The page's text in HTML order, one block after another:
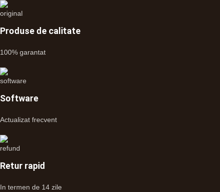
Produse de calitate
100% garantat
Software
Actualizat frecvent
Retur rapid
In termen de 14 zile